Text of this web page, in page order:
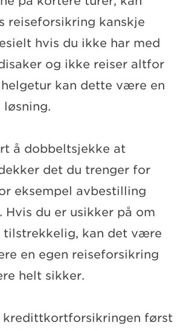
reiseforsikring kanskje
hvis du ikke har med
og ikke reiser altfor
kan dette være en
løsning.
å dobbeltsjekke at
det du trenger for
eksempel avbestilling
Hvis du er usikker på om
tilstrekkelig, kan det være
en egen reiseforsikring
helt sikker.
kredittkortforsikringen først